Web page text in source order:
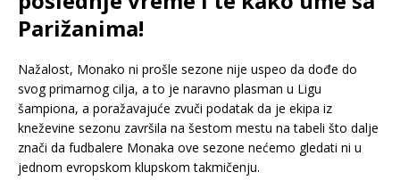
Parižanima!
Nažalost, Monako ni prošle sezone nije uspeo da dođe do
svog primarnog cilja, a to je naravno plasman u Ligu
šampiona, a poražavajuće zvuči podatak da je ekipa iz
kneževine sezonu završila na šestom mestu na tabeli što dalje
znači da fudbalere Monaka ove sezone nećemo gledati ni u
jednom evropskom klupskom takmičenju.